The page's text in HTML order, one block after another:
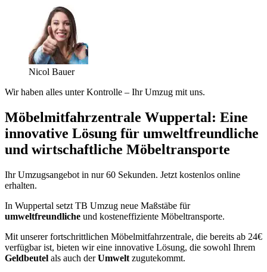
Nicol Bauer
Wir haben alles unter Kontrolle – Ihr Umzug mit uns.
Möbelmitfahrzentrale Wuppertal: Eine
innovative Lösung für umweltfreundliche
und wirtschaftliche Möbeltransporte
Ihr Umzugsangebot in nur 60 Sekunden. Jetzt kostenlos online
erhalten.
In Wuppertal setzt TB Umzug neue Maßstäbe für
umweltfreundliche und kosteneffiziente Möbeltransporte.
Mit unserer fortschrittlichen Möbelmitfahrzentrale, die bereits ab 24€
verfügbar ist, bieten wir eine innovative Lösung, die sowohl Ihrem
Geldbeutel als auch derUmwelt zugutekommt.